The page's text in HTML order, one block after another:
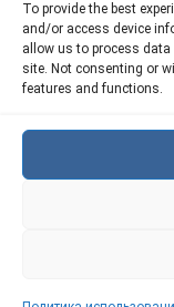
To provide the best
and/or access device
allow us to process
site. Not consenting or
features and functions.
Политика возврата
eSIM5G